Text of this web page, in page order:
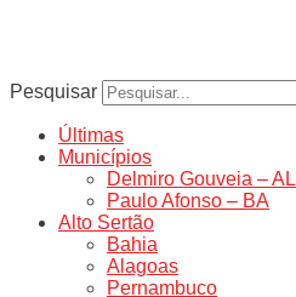
Pesquisar
Últimas
Municípios
Delmiro Gouveia – AL
Paulo Afonso – BA
Alto Sertão
Bahia
Alagoas
Pernambuco